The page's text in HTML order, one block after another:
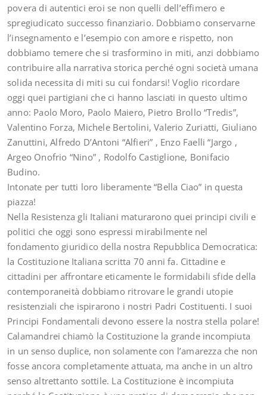
povera di autentici eroi se non quelli dell’effimero e
spregiudicato successo finanziario. Dobbiamo conservarne
l’insegnamento e l’esempio con amore e rispetto, non
dobbiamo temere che si trasformino in miti, anzi dobbiamo
contribuire alla narrativa storica perché ogni società umana
solida necessita di miti su cui fondarsi! Voglio ricordare
oggi quei partigiani che ci hanno lasciati in questo ultimo
anno: Paolo Moro, Paolo Maiero, Pietro Brollo “Tredis”,
Valentino Forza, Michele Bertolini, Valerio Zuriatti, Giuliano
Zanuttini, Alfredo D’Antoni “Alfieri” , Enzo Faelli “Jargo ,
Argeo Onofrio “Nino” , Rodolfo Castiglione, Bonifacio
Budino.
Intonate per tutti loro liberamente “Bella Ciao” in questa
piazza!
Nella Resistenza gli Italiani maturarono quei principi civili e
politici che oggi sono espressi mirabilmente nel
fondamento giuridico della nostra Repubblica Democratica:
la Costituzione Italiana scritta 70 anni fa. Cittadine e
cittadini per affrontare eticamente le formidabili sfide della
contemporaneità dobbiamo ritrovare le grandi utopie
resistenziali che ispirarono i nostri Padri Costituenti. I suoi
Principi Fondamentali devono essere la nostra stella polare!
Calamandrei chiamò la Costituzione la grande incompiuta
in un senso duplice, non solamente con l’amarezza che non
fosse ancora completamente attuata, ma anche in un altro
senso altrettanto sottile. La Costituzione è incompiuta